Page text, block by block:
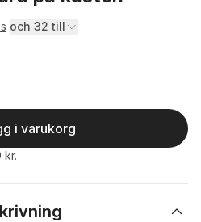
och 32 till
i varukorg
kr.